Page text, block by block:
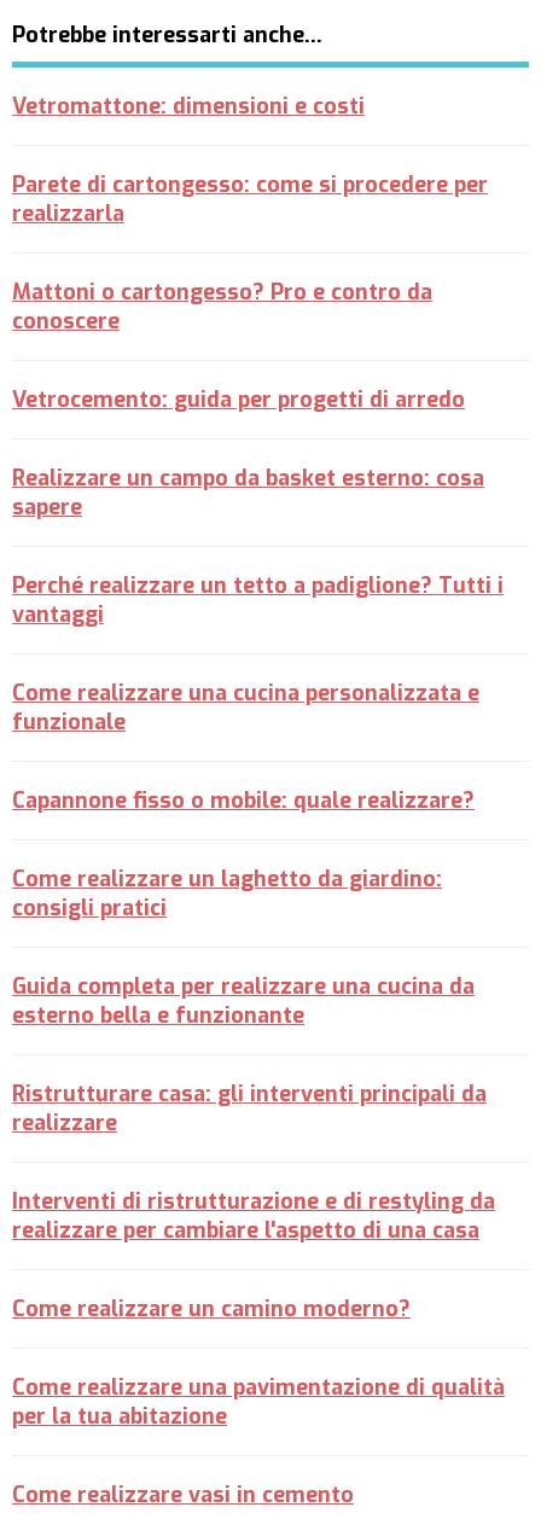
Potrebbe interessarti anche…
Vetromattone: dimensioni e costi
Parete di cartongesso: come si procedere per
realizzarla
Mattoni o cartongesso? Pro e contro da
conoscere
Vetrocemento: guida per progetti di arredo
Realizzare un campo da basket esterno: cosa
sapere
Perché realizzare un tetto a padiglione? Tutti i
vantaggi
Come realizzare una cucina personalizzata e
funzionale
Capannone fisso o mobile: quale realizzare?
Come realizzare un laghetto da giardino:
consigli pratici
Guida completa per realizzare una cucina da
esterno bella e funzionante
Ristrutturare casa: gli interventi principali da
realizzare
Interventi di ristrutturazione e di restyling da
realizzare per cambiare l'aspetto di una casa
Come realizzare un camino moderno?
Come realizzare una pavimentazione di qualità
per la tua abitazione
Come realizzare vasi in cemento